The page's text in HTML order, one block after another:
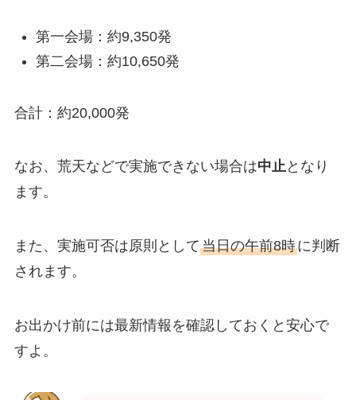
第一会場：約9,350発
第二会場：約10,650発
合計：約20,000発
なお、荒天などで実施できない場合は中止となり
ます。
また、実施可否は原則として当日の午前8時に判断
されます。
お出かけ前には最新情報を確認しておくと安心で
すよ。